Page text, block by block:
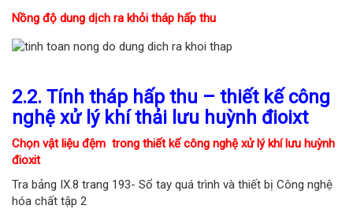
Nồng độ dung dịch ra khỏi tháp hấp thu
2.2. Tính tháp hấp thu – thiết kế công
nghệ xử lý khí thải lưu huỳnh đioixt
Chọn vật liệu đệm trong thiết kế công nghệ xử lý khí lưu huỳnh
đioxit
Tra bảng IX.8 trang 193- Sổ tay quá trình và thiết bị Công nghệ
hóa chất tập 2